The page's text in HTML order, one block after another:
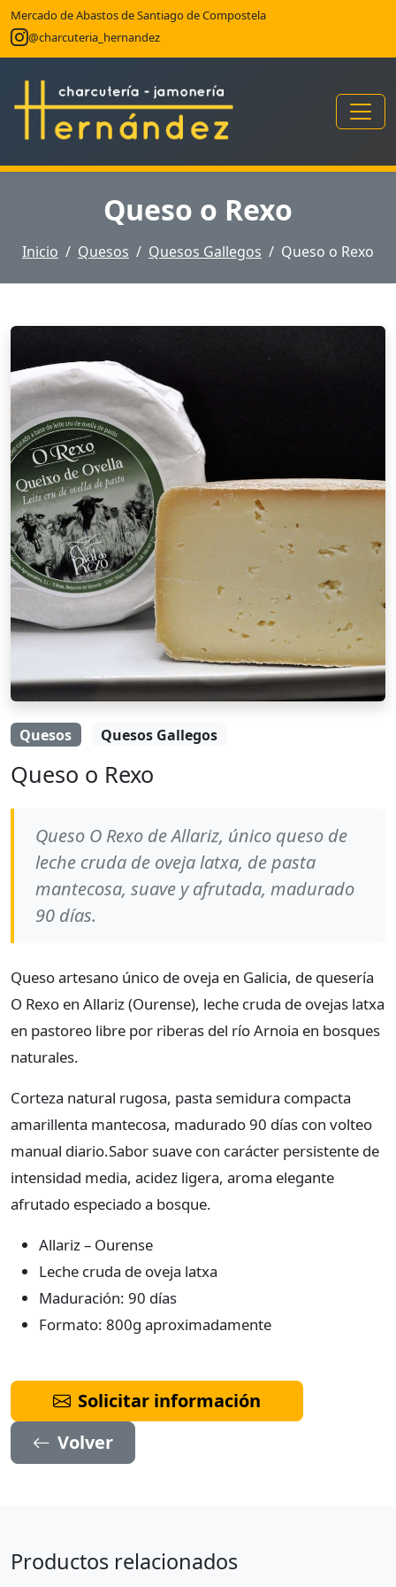
Mercado de Abastos de Santiago de Compostela
@charcuteria_hernandez
Queso o Rexo
Inicio Quesos Quesos Gallegos Queso o Rexo
Quesos Quesos Gallegos
Queso o Rexo
Queso O Rexo de Allariz, único queso de
leche cruda de oveja latxa, de pasta
mantecosa, suave y afrutada, madurado
90 días.
Queso artesano único de oveja en Galicia, de quesería
O Rexo en Allariz (Ourense), leche cruda de ovejas latxa
en pastoreo libre por riberas del río Arnoia en bosques
naturales.
Corteza natural rugosa, pasta semidura compacta
amarillenta mantecosa, madurado 90 días con volteo
manual diario. ​ Sabor suave con carácter persistente de
intensidad media, acidez ligera, aroma elegante
afrutado especiado a bosque.
Allariz – Ourense
Leche cruda de oveja latxa
Maduración: 90 días
Formato: 800g aproximadamente
Solicitar información
Volver
Productos relacionados